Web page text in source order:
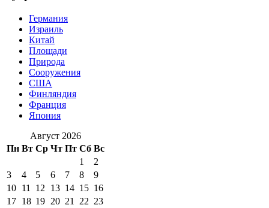
Германия
Израиль
Китай
Площади
Природа
Сооружения
США
Финляндия
Франция
Япония
Август 2026
Пн Вт Ср Чт Пт Сб Вс
1
2
3
4 5 6 7 8
9
10 11 12 13 14 15 16
17 18 19 20 21 22 23